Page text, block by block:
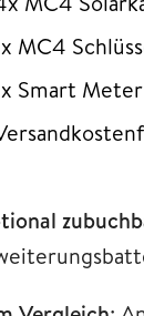
MC4
Smart